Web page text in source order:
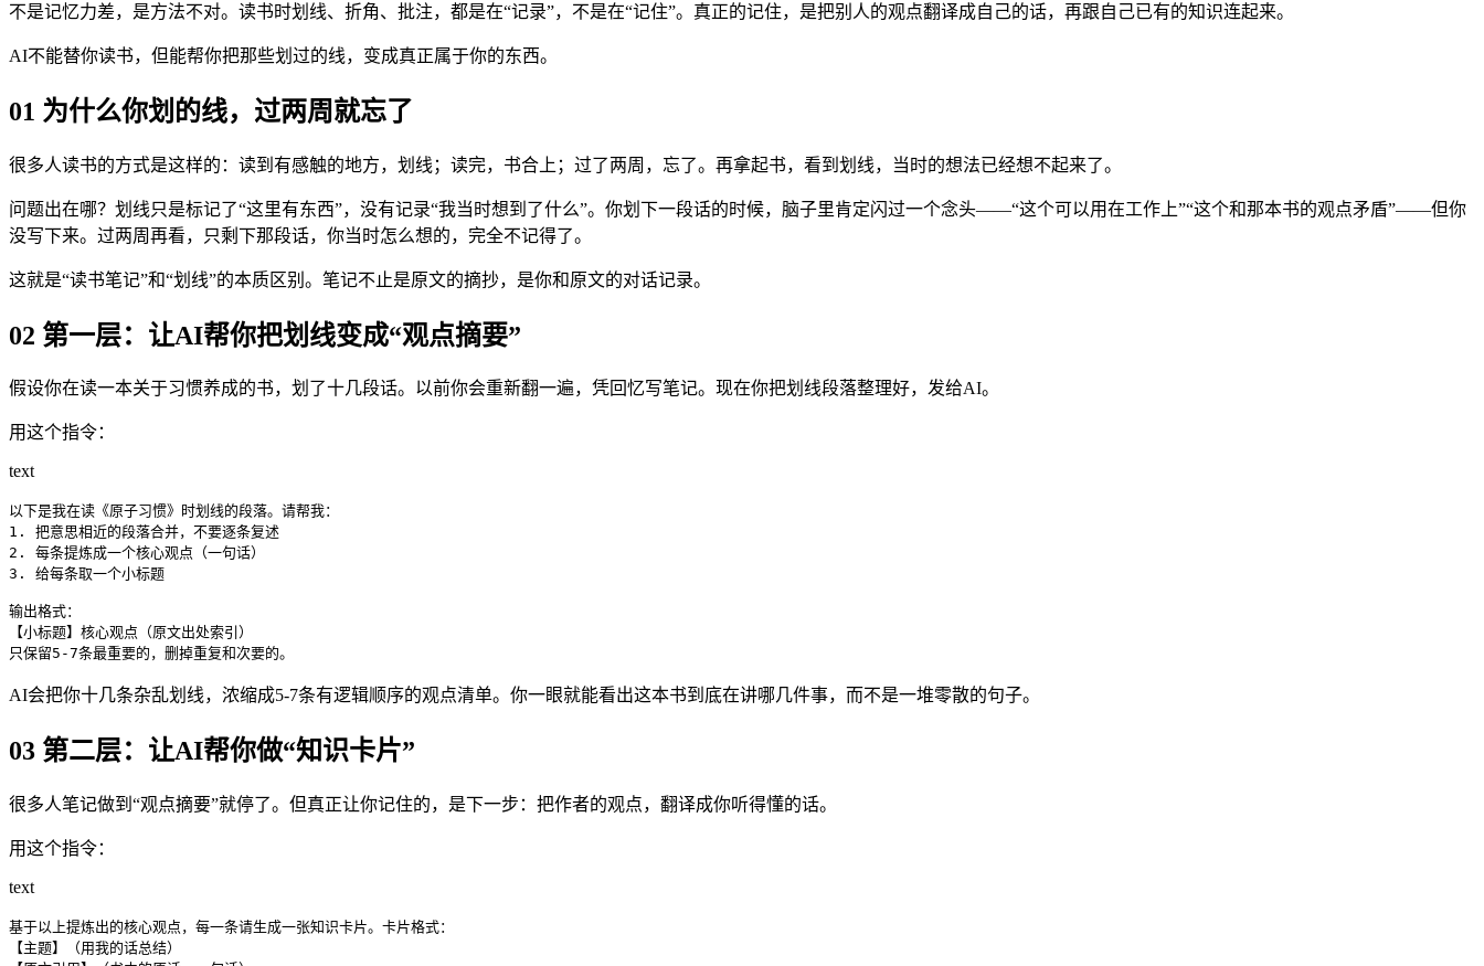
不是记忆力差，是方法不对。读书时划线、折角、批注，都是在“记录”，不是在“记住”。真正的记住，是把别人的观点翻译成自己的话，再跟自己已有的知识连起来。
AI不能替你读书，但能帮你把那些划过的线，变成真正属于你的东西。
01 为什么你划的线，过两周就忘了
很多人读书的方式是这样的：读到有感触的地方，划线；读完，书合上；过了两周，忘了。再拿起书，看到划线，当时的想法已经想不起来了。
问题出在哪？划线只是标记了“这里有东西”，没有记录“我当时想到了什么”。你划下一段话的时候，脑子里肯定闪过一个念头——“这个可以用在工作上”“这个和那本书的观点矛盾”——但你
没写下来。过两周再看，只剩下那段话，你当时怎么想的，完全不记得了。
这就是“读书笔记”和“划线”的本质区别。笔记不止是原文的摘抄，是你和原文的对话记录。
02 第一层：让AI帮你把划线变成“观点摘要”
假设你在读一本关于习惯养成的书，划了十几段话。以前你会重新翻一遍，凭回忆写笔记。现在你把划线段落整理好，发给AI。
用这个指令：
text
以下是我在读《原子习惯》时划线的段落。请帮我：
1. 把意思相近的段落合并，不要逐条复述
2. 每条提炼成一个核心观点（一句话）
3. 给每条取一个小标题
输出格式：
【小标题】核心观点（原文出处索引）
只保留5-7条最重要的，删掉重复和次要的。
AI会把你十几条杂乱划线，浓缩成5-7条有逻辑顺序的观点清单。你一眼就能看出这本书到底在讲哪几件事，而不是一堆零散的句子。
03 第二层：让AI帮你做“知识卡片”
很多人笔记做到“观点摘要”就停了。但真正让你记住的，是下一步：把作者的观点，翻译成你听得懂的话。
用这个指令：
text
基于以上提炼出的核心观点，每一条请生成一张知识卡片。卡片格式：
【主题】（用我的话总结）